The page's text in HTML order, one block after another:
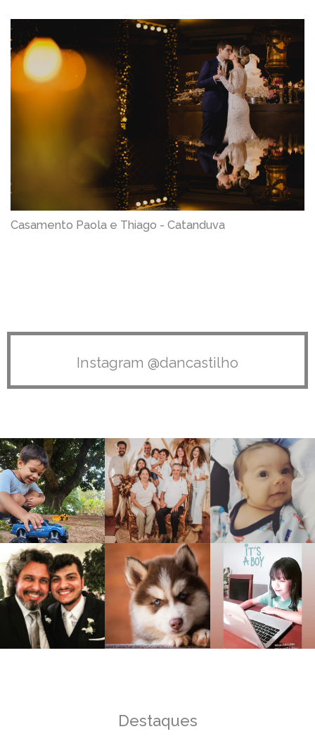
Casamento Paola e Thiago - Catanduva
Instagram @dancastilho
Destaques